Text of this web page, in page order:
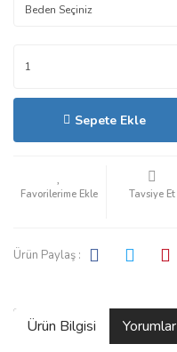
Sepete Ekle
Tavsiye Et
Ürün Paylaş :
Ürün Bilgisi Yorumlar